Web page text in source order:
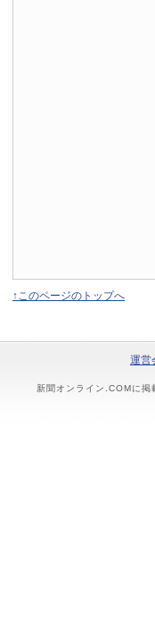
↑このページのトップへ
運営
新聞オンライン.COMに掲